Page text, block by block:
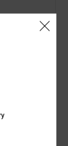
su petto e
sul collo